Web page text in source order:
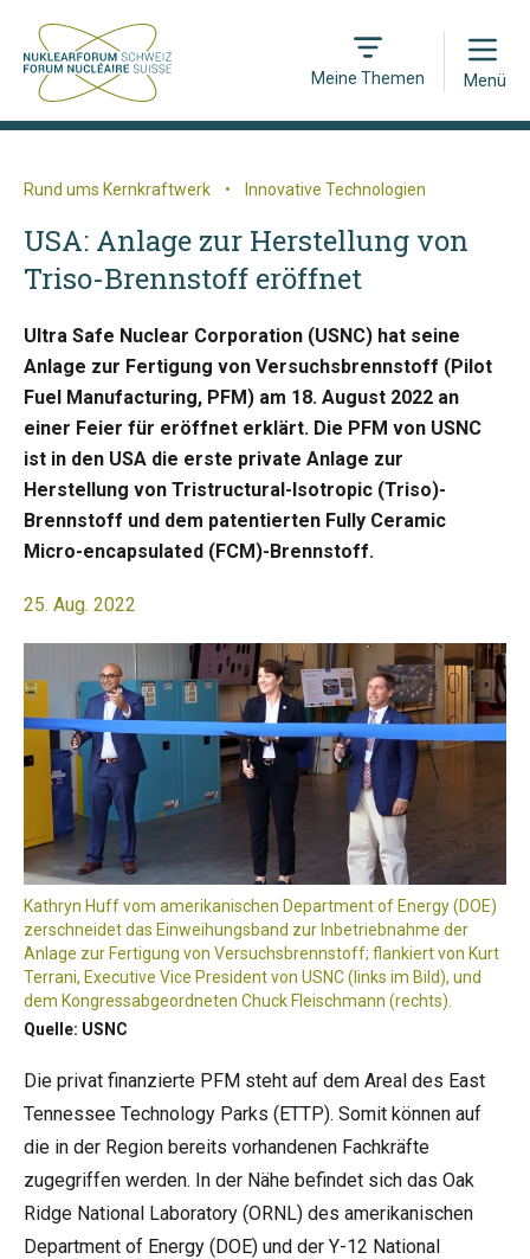
Meine Themen
Open
Menü
Rund ums Kernkraftwerk • Innovative Technologien
USA: Anlage zur Herstellung von
Triso-Brennstoff eröffnet
Ultra Safe Nuclear Corporation (USNC) hat seine
Anlage zur Fertigung von Versuchsbrennstoff (Pilot
Fuel Manufacturing, PFM) am 18. August 2022 an
einer Feier für eröffnet erklärt. Die PFM von USNC
ist in den USA die erste private Anlage zur
Herstellung von Tristructural-Isotropic (Triso)-
Brennstoff und dem patentierten Fully Ceramic
Micro-encapsulated (FCM)-Brennstoff.
25. Aug. 2022
Kathryn Huff vom amerikanischen Department of Energy (DOE)
zerschneidet das Einweihungsband zur Inbetriebnahme der
Anlage zur Fertigung von Versuchsbrennstoff; flankiert von Kurt
Terrani, Executive Vice President von USNC (links im Bild), und
dem Kongressabgeordneten Chuck Fleischmann (rechts).
Quelle: USNC
Die privat finanzierte PFM steht auf dem Areal des East
Tennessee Technology Parks (ETTP). Somit können auf
die in der Region bereits vorhandenen Fachkräfte
zugegriffen werden. In der Nähe befindet sich das Oak
Ridge National Laboratory (ORNL) des amerikanischen
Department of Energy (DOE) und der Y-12 National